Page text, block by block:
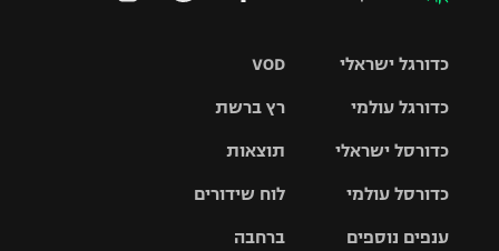
VOD
רץ ברשת
תוצאות
לוח שידורים
ברחבה
כדורגל ישראלי
גביע הטוטו
כדורגל עולמי
האלופות
ליגה
כדורסל ישראלי
סל
כדורסל עולמי
ענפים נוספים